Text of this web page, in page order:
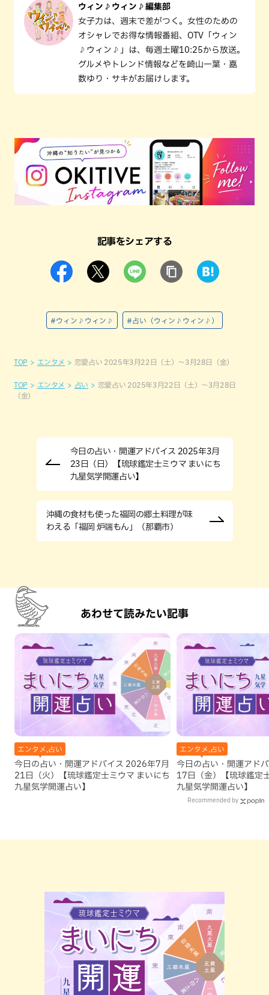
ウィン♪ウィン♪編集部
女子力は、週末で差がつく。女性のための
オシャレでお得な情報番組、OTV「ウィン
♪ウィン♪」は、毎週土曜10:25から放送。
グルメやトレンド情報などを崎山一葉・嘉
数ゆり・サキがお届けします。
記事をシェアする
#ウィン♪ウィン♪ #占い（ウィン♪ウィン♪）
TOP エンタメ 恋愛占い 2025年3月22日（土）～3月28日（金）
TOP エンタメ 占い
恋愛占い 2025年3月22日（土）～3月28日
（金）
今日の占い・開運アドバイス 2025年3月
23日（日）【琉球鑑定士ミウマ まいにち
九星気学開運占い】
沖縄の食材も使った福岡の郷土料理が味
わえる「福岡 炉端もん」（那覇市）
あわせて読みたい記事
エンタメ,占い
今日の占い・開運アドバイス 2026年7月
21日（火）【琉球鑑定士ミウマ まいにち
九星気学開運占い】
エンタメ,占い
今日の占い・開運アド
17日（金）【琉球鑑定
九星気学開運占い】
Recommended by